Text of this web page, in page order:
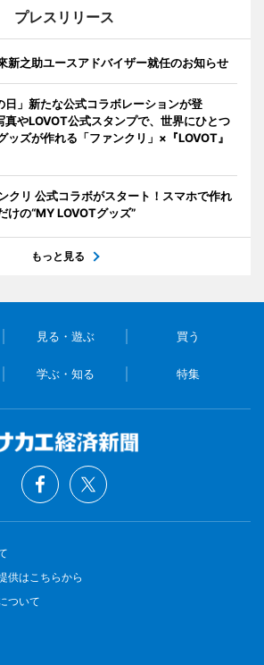
プレスリリース
新之助ユースアドバイザー就任のお知らせ
」新たな公式コラボレーションが登
真やLOVOT公式スタンプで、世界にひとつ
ッズが作れる「ファンクリ」×『LOVOT』
クリ 公式コラボがスタート！スマホで作れ
けの“MY LOVOTグッズ”
もっと見る
見る・遊ぶ 買う
学ぶ・知る 特集
供はこちらから
ついて